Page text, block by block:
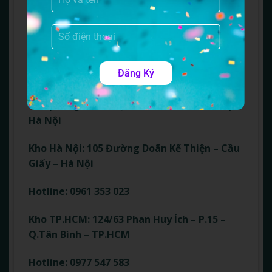
bạn đang có nhu cầu mua hàng Trung Quốc về
sử dụng, bạn có thể tham khảo dịch vụ mua
hàng taobao hoặc liên hệ Khải Hoàn Express
để được tư vấn và hỗ trợ tốt nhất.
Khải Hoàn Express
Văn phòng: Số 4 Phạm Tuấn Tài – Cầu Giấy –
Hà Nội
Kho Hà Nội: 105 Đường Doãn Kế Thiện – Cầu
Giấy – Hà Nội
Hotline: 0961 353 023
Kho TP.HCM: 124/63 Phan Huy Ích – P.15 –
Q.Tân Bình – TP.HCM
Hotline: 0977 547 583
Đăng Ký